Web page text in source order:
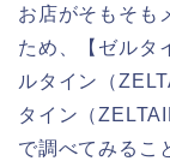
お店がそもそも
ため、【ゼルタ
ルタイン（
タイン（
で調べてみるこ